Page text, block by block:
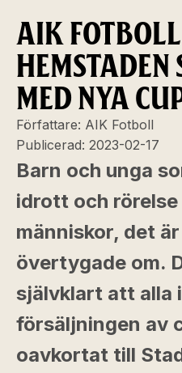
AIK
HEMSTADEN
MED NYA
Författare: AIK Fotboll
Publicerad: 2023-02-17
Barn och unga
idrott och
människor, det
övertygade om.
självklart att alla
försäljningen av
oavkortat till